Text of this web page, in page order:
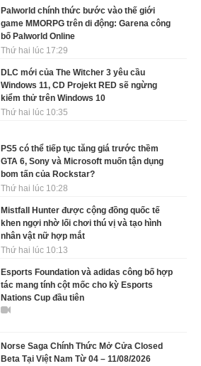
Palworld chính thức bước vào thế giới
game MMORPG trên di động: Garena công
bố Palworld Online
Thứ hai lúc 17:29
DLC mới của The Witcher 3 yêu cầu
Windows 11, CD Projekt RED sẽ ngừng
kiểm thử trên Windows 10
Thứ hai lúc 10:35
PS5 có thể tiếp tục tăng giá trước thềm
GTA 6, Sony và Microsoft muốn tận dụng
bom tấn của Rockstar?
Thứ hai lúc 10:28
Mistfall Hunter được cộng đồng quốc tế
khen ngợi nhờ lối chơi thú vị và tạo hình
nhân vật nữ hợp mắt
Thứ hai lúc 10:13
Esports Foundation và adidas công bố hợp
tác mang tính cột mốc cho kỳ Esports
Nations Cup đầu tiên
Norse Saga Chính Thức Mở Cửa Closed
Beta Tại Việt Nam Từ 04 – 11/08/2026